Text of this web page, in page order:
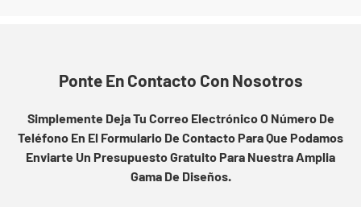
Ponte En Contacto Con Nosotros
Simplemente Deja Tu Correo Electrónico O Número De
Teléfono En El Formulario De Contacto Para Que Podamos
Enviarte Un Presupuesto Gratuito Para Nuestra Amplia
Gama De Diseños.